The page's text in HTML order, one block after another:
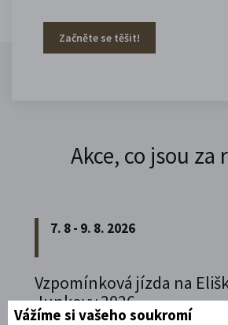
Začněte se těšit!
Akce, co jsou za
7. 8 - 9. 8. 2026
Vzpomínková jízda na
Junkovy 2026
Vážíme si vašeho soukromí